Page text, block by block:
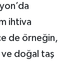
ihtiva
de örneğin,
ve doğal taş